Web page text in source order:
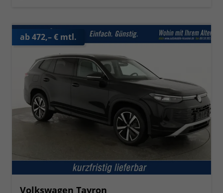
ab 472,– € mtl.
Volkswagen Tayron